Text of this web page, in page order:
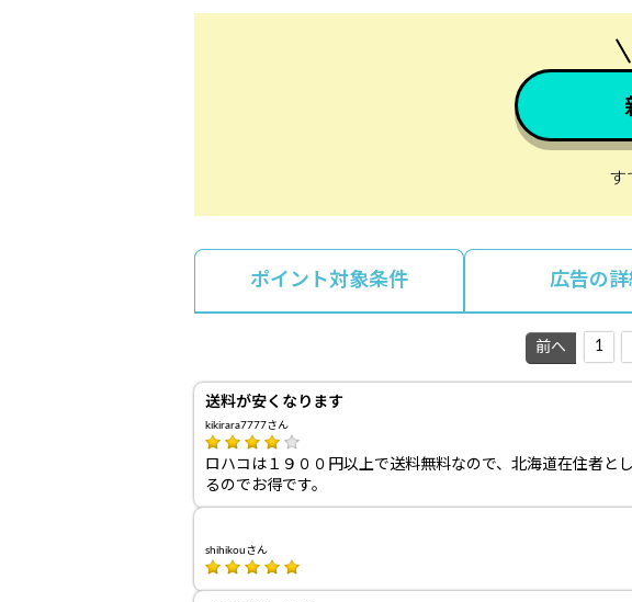
ポイント対象条件 広告の詳
前へ 1
送料が安くなります
kikirara7777さん
ロハコは１９００円以上で送料無料なので、北海道在住者
るのでお得です。
shihikouさん